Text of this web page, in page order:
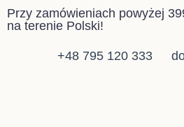
Przejdź
do
Przy zamówieniach powyżej
na terenie Polski!
+48 795 120 333